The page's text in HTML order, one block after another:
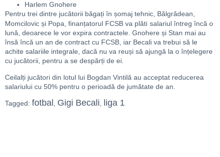
Harlem Gnohere
Pentru trei dintre jucătorii băgați în șomaj tehnic, Bălgrădean,
Momcilovic și Popa, finanțatorul FCSB va plăti salariul întreg încă o
lună, deoarece le vor expira contractele. Gnohere și Stan mai au
însă încă un an de contract cu FCSB, iar Becali va trebui să le
achite salariile integrale, dacă nu va reuși să ajungă la o înțelegere
cu jucătorii, pentru a se despărți de ei.
Ceilalți jucători din lotul lui Bogdan Vintilă au acceptat reducerea
salariului cu 50% pentru o perioadă de jumătate de an.
Tagged: fotbal Gigi Becali liga 1